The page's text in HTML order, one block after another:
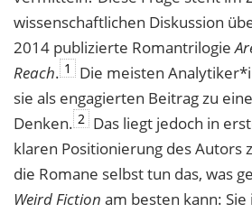
wissenschaftlichen Diskussion
2014 publizierte Romantrilogie
Reach. 1
Die meisten
sie als ­engagierten Beitrag zu
Denken. 2 Das liegt jedoch in
klaren Positionierung des Autors
die Romane selbst tun das, was
Weird Fiction am besten kann: